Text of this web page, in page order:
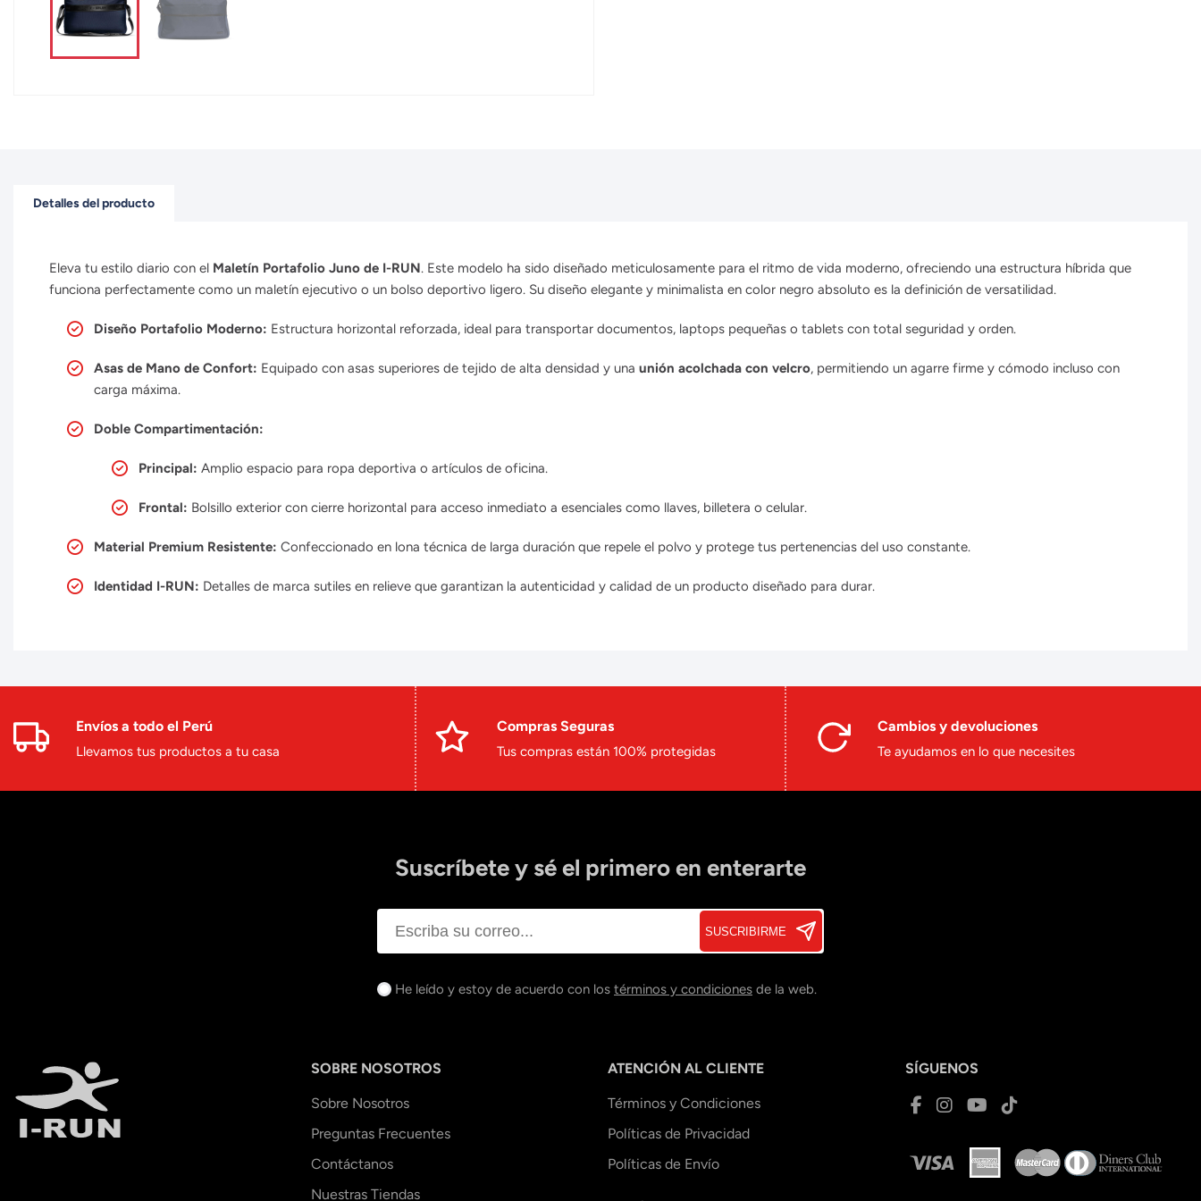
Detalles del producto
Eleva tu estilo diario con el Maletín Portafolio Juno de I-RUN. Este modelo ha sido diseñado meticulosamente para el ritmo de vida moderno, ofreciendo una estructura híbrida que
funciona perfectamente como un maletín ejecutivo o un bolso deportivo ligero. Su diseño elegante y minimalista en color negro absoluto es la definición de versatilidad.
Diseño Portafolio Moderno: Estructura horizontal reforzada, ideal para transportar documentos, laptops pequeñas o tablets con total seguridad y orden.
Asas de Mano de Confort: Equipado con asas superiores de tejido de alta densidad y una unión acolchada con velcro, permitiendo un agarre firme y cómodo incluso con
carga máxima.
Doble Compartimentación:
Principal: Amplio espacio para ropa deportiva o artículos de oficina.
Frontal: Bolsillo exterior con cierre horizontal para acceso inmediato a esenciales como llaves, billetera o celular.
Material Premium Resistente: Confeccionado en lona técnica de larga duración que repele el polvo y protege tus pertenencias del uso constante.
Identidad I-RUN: Detalles de marca sutiles en relieve que garantizan la autenticidad y calidad de un producto diseñado para durar.
Envíos a todo el Perú
Llevamos tus productos a tu casa
Compras Seguras
Tus compras están 100% protegidas
Cambios y devoluciones
Te ayudamos en lo que necesites
Suscríbete y sé el primero en enterarte
SUSCRIBIRME
He leído y estoy de acuerdo con los términos y condiciones de la web.
SOBRE NOSOTROS
Sobre Nosotros
Preguntas Frecuentes
Contáctanos
Nuestras Tiendas
ATENCIÓN AL CLIENTE
Términos y Condiciones
Políticas de Privacidad
Políticas de Envío
SÍGUENOS